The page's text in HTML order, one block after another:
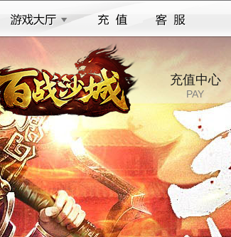
充值中心
PAY